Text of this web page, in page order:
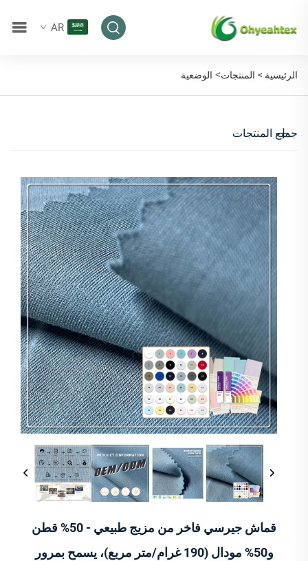
AR
الرئيسية > المنتجات> الوضعية
جميع المنتجات
قماش جيرسي فاخر من مزيج طبيعي - 50% قطن
و50% مودال (190 غرام/متر مربع)، يسمح بمرور